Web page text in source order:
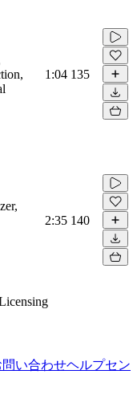
1:04 135
2:35 140
問い合わせヘルプセン